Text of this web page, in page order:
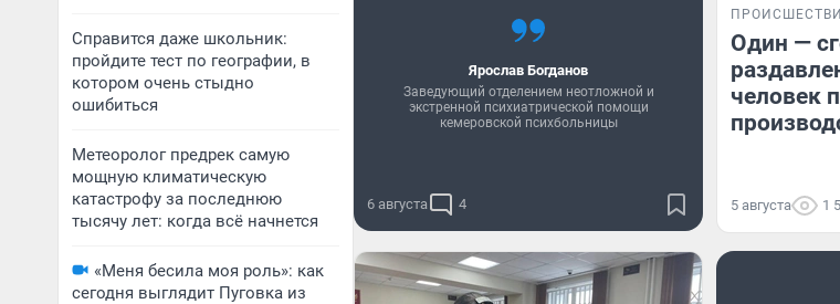
Справится даже школьник:
пройдите тест по географии, в
котором очень стыдно
ошибиться
Метеоролог предрек самую
мощную климатическую
катастрофу за последнюю
тысячу лет: когда всё начнется
«Меня бесила моя роль»: как
сегодня выглядит Пуговка из
Ярослав Богданов
Заведующий отделением неотложной и
экстренной психиатрической помощи
кемеровской психбольницы
6 августа 4
Один —
человек
5 августа 1